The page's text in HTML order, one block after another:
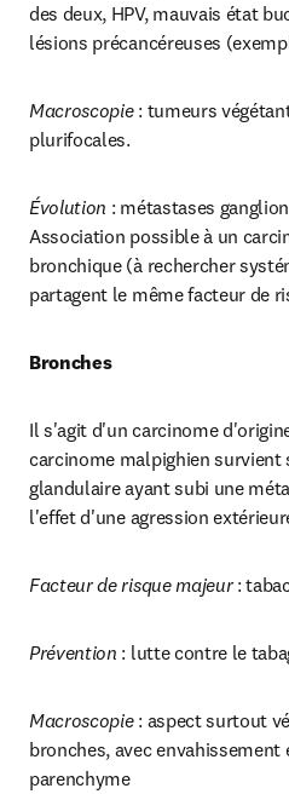
des deux, HPV, mauvais état
lésions précancéreuses
Macroscopie : tumeurs
plurifocales.
Évolution : métastases
Association possible à un
bronchique (à rechercher
partagent le même facteur de
Bronches
Il s'agit d'un carcinome
carcinome malpighien
glandulaire ayant subi une
l'effet d'une agression
Facteur de risque majeur :
Prévention : lutte contre le
Macroscopie : aspect surtout
bronches, avec
parenchyme